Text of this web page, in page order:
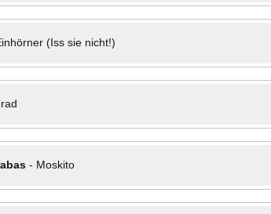
(Iss sie nicht!)
- Moskito